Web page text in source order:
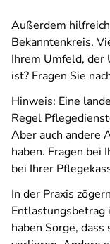
Außerdem
Bekanntenkreis.
Ihrem Umfeld, der
ist? Fragen Sie
Hinweis: Eine
Regel
Aber auch andere
haben. Fragen bei
bei Ihrer
In der Praxis
Entlastungsbetrag
haben Sorge,